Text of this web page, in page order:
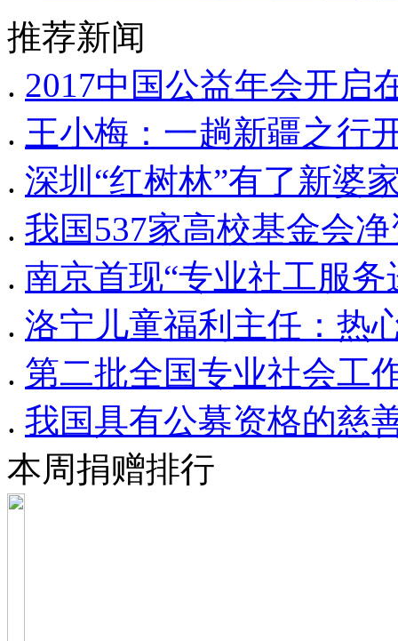
推荐新闻
. 2017中国公益年会开启
. 王小梅：一趟新疆之行
. 深圳“红树林”有了新婆
. 我国537家高校基金会
. 南京首现“专业社工服务
. 洛宁儿童福利主任：热
. 第二批全国专业社会工
. 我国具有公募资格的慈
本周捐赠排行